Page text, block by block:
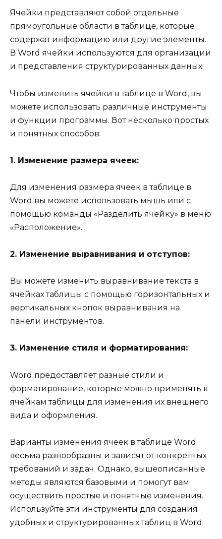
Ячейки представляют собой отдельные
прямоугольные области в таблице, которые
содержат информацию или другие элементы.
В Word ячейки используются для организации
и представления структурированных данных.
Чтобы изменить ячейки в таблице в Word, вы
можете использовать различные инструменты
и функции программы. Вот несколько простых
и понятных способов:
1. Изменение размера ячеек:
Для изменения размера ячеек в таблице в
Word вы можете использовать мышь или с
помощью команды «Разделить ячейку» в меню
«Расположение».
2. Изменение выравнивания и отступов:
Вы можете изменить выравнивание текста в
ячейках таблицы с помощью горизонтальных и
вертикальных кнопок выравнивания на
панели инструментов.
3. Изменение стиля и форматирования:
Word предоставляет разные стили и
форматирование, которые можно применять к
ячейкам таблицы для изменения их внешнего
вида и оформления.
Варианты изменения ячеек в таблице Word
весьма разнообразны и зависят от конкретных
требований и задач. Однако, вышеописанные
методы являются базовыми и помогут вам
осуществить простые и понятные изменения.
Используйте эти инструменты для создания
удобных и структурированных таблиц в Word.